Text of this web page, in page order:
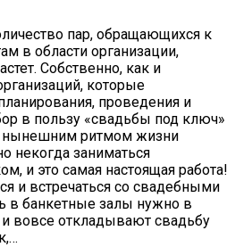
пар, обращающихся к
в области организации,
Собственно, как и
которые
проведения и
в пользу «свадьбы под ключ»
нынешним ритмом жизни
некогда заниматься
и это самая настоящая работа!
и встречаться со свадебными
в банкетные залы нужно в
вовсе откладывают свадьбу